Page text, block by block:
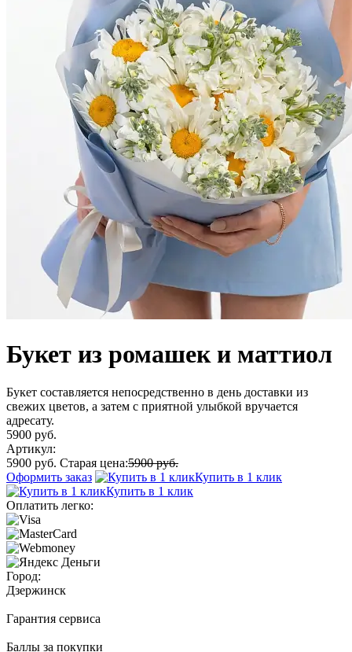
Букет из ромашек и маттиол
Букет составляется непосредственно в день доставки из
свежих цветов, а затем с приятной улыбкой вручается
адресату.
5900 руб.
Артикул:
5900 руб. Старая цена:5900 руб.
Оформить заказ
Купить в 1 клик
Купить в 1 клик
Оплатить легко:
Город:
Дзержинск
Гарантия сервиса
Баллы за покупки